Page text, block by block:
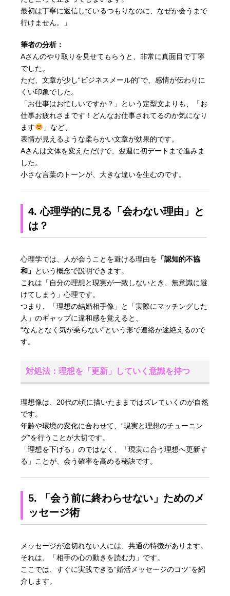
最初は丁寧に返信しているつもりなのに、なぜか会うまで
行けません。」
筆者の分析：
Aさんのやり取りを見せてもらうと、非常に真面目で丁寧
でした。
ただ、文章が少し“ビジネスメール的”で、感情が伝わりに
くい印象でした。
「お仕事はお忙しいですか？」という定型文よりも、「お
仕事お疲れさまです！どんなお仕事されてるのか気になり
ます
」など、
表情が見えるような柔らかい文章が効果的です。
Aさんは文体を変えただけで、翌週に初デートまで進みま
した。
小さな言葉のトーンが、大きな違いを生むのです。
4. 心理学的に見る「会わない理由」と
は？
心理学では、人が会うことを避ける理由を 「認知的不協
和」 という概念で説明できます。
これは「自分の理想と現実が一致しないとき、無意識に避
けてしまう」心理です。
つまり、「理想の結婚相手像」と「実際にマッチングした
人」のギャップに違和感を覚えると、
“なんとなく気が乗らない”という形で連絡が途絶えるので
す。
対処法：理想を「更新」していく意識を持つ
理想像は、20代の頃に描いたままではズレていくのが自然
です。
年齢や環境の変化に合わせて、“現実と理想のチューニン
グ”を行うことが大切です。
「理想を下げる」のではなく、「現実に合う理想へ更新す
る」ことが、会う確率を高める秘訣です。
5. 「会う前に終わらせない」ためのメ
ッセージ術
メッセージが途切れない人には、共通の特徴があります。
それは、「相手の心の動きを読む力」です。
ここでは、すぐに実践できる“婚活メッセージのコツ”を紹
介します。